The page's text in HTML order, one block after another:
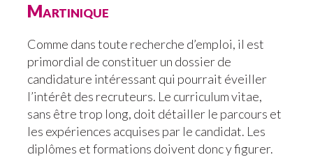
Martinique
Comme dans toute recherche d’emploi, il est
primordial de constituer un dossier de
candidature intéressant qui pourrait éveiller
l’intérêt des recruteurs. Le curriculum vitae,
sans être trop long, doit détailler le parcours et
les expériences acquises par le candidat. Les
diplômes et formations doivent donc y figurer.